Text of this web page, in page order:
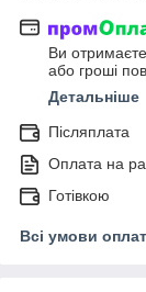
Ви
або гроші
Детальніше
Післяплата
Оплата на
Готівкою
Всі умови